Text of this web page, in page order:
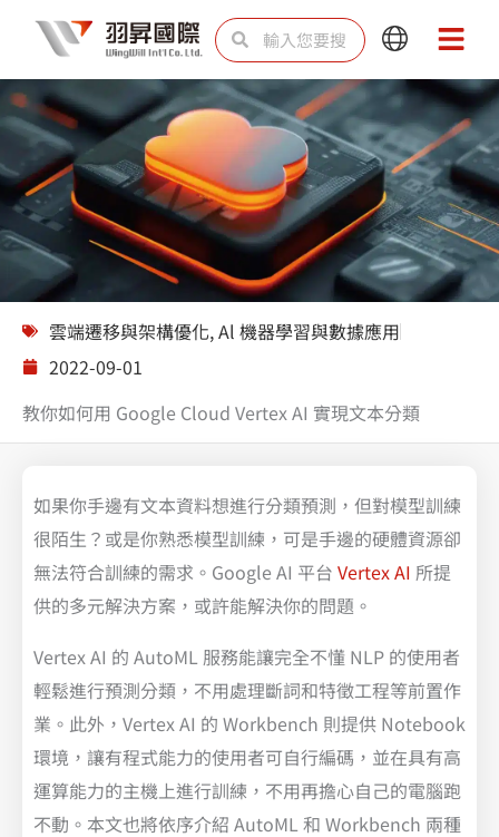
主
要
內
搜
尋 尋
Main
Menu
Main
Menu
解決方案
雲端遷移與架構優化,Al 機器學習與數據應用
2022-09-01
教你如何用 Google Cloud Vertex AI 實現文本分類
如果你手邊有文本資料想進行分類預測，但對模型訓練
很陌生？或是你熟悉模型訓練，可是手邊的硬體資源卻
無法符合訓練的需求。Google AI 平台 Vertex AI 所提
供的多元解決方案，或許能解決你的問題。
Vertex AI 的 AutoML 服務能讓完全不懂 NLP 的使用者
輕鬆進行預測分類，不用處理斷詞和特徵工程等前置作
業。此外，Vertex AI 的 Workbench 則提供 Notebook
環境，讓有程式能力的使用者可自行編碼，並在具有高
運算能力的主機上進行訓練，不用再擔心自己的電腦跑
不動。本文也將依序介紹 AutoML 和 Workbench 兩種